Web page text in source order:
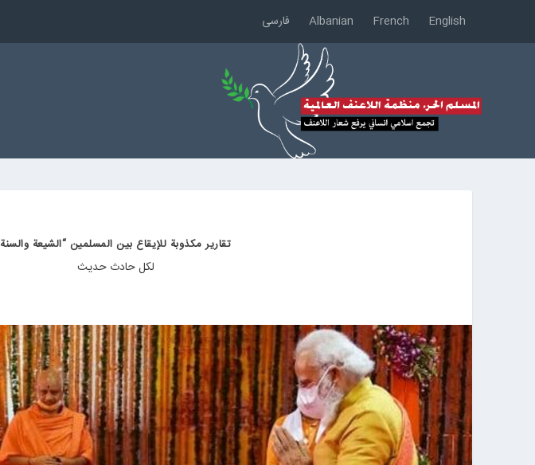
English
French
Albanian فارسی
تقارير مكذوبة للإيقاع بين المسلمين “الشيعة والسنة
لكل حادث حديث